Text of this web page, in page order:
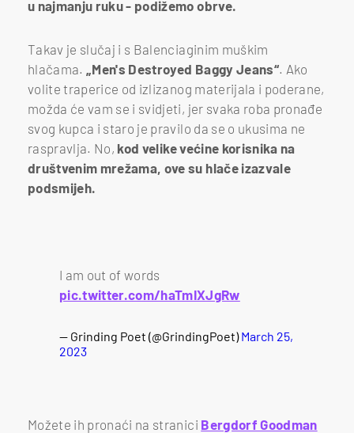
u najmanju ruku - podižemo obrve.
Takav je slučaj i s Balenciaginim muškim
hlačama.
„Men's Destroyed Baggy Jeans“. Ako
volite traperice od izlizanog materijala i poderane,
možda će vam se i svidjeti, jer svaka roba pronađe
svog kupca i staro je pravilo da se o ukusima ne
raspravlja. No, kod velike većine korisnika na
društvenim mrežama, ove su hlače izazvale
podsmijeh.
I am out of words
pic.twitter.com/haTmIXJgRw
— Grinding Poet (@GrindingPoet)March 25,
2023
Možete ih pronaći na stranici Bergdorf Goodman